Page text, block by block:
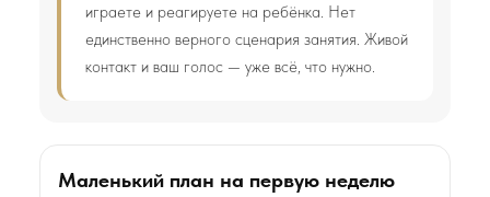
играете и реагируете на ребёнка. Нет
единственно верного сценария занятия. Живой
контакт и ваш голос — уже всё, что нужно.
Маленький план на первую неделю